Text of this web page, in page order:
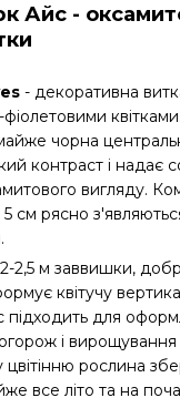
Айс -
- декоративна
чорна
контраст і надає
вигляду.
см рясно
2,5 м заввишки,
квітучу
для
і вирощування
рослина
все літо та на